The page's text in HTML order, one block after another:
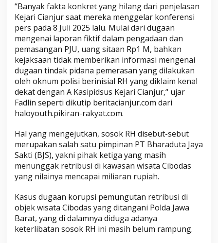
“Banyak fakta konkret yang hilang dari penjelasan
Kejari Cianjur saat mereka menggelar konferensi
pers pada 8 Juli 2025 lalu. Mulai dari dugaan
mengenai laporan fiktif dalam pengadaan dan
pemasangan PJU, uang sitaan Rp1 M, bahkan
kejaksaan tidak memberikan informasi mengenai
dugaan tindak pidana pemerasan yang dilakukan
oleh oknum polisi berinisial RH yang diklaim kenal
dekat dengan A Kasipidsus Kejari Cianjur,“ ujar
Fadlin seperti dikutip beritacianjur.com dari
haloyouth.pikiran-rakyat.com.
Hal yang mengejutkan, sosok RH disebut-sebut
merupakan salah satu pimpinan PT Bharaduta Jaya
Sakti (BJS), yakni pihak ketiga yang masih
menunggak retribusi di kawasan wisata Cibodas
yang nilainya mencapai miliaran rupiah.
Kasus dugaan korupsi pemungutan retribusi di
objek wisata Cibodas yang ditangani Polda Jawa
Barat, yang di dalamnya diduga adanya
keterlibatan sosok RH ini masih belum rampung.